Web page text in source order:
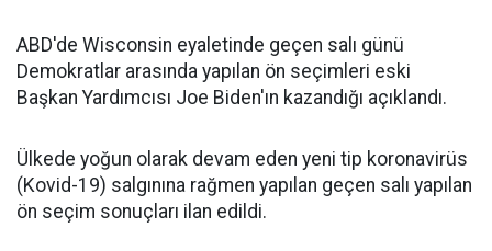
ABD'de Wisconsin eyaletinde geçen salı günü
Demokratlar arasında yapılan ön seçimleri eski
Başkan Yardımcısı Joe Biden'ın kazandığı açıklandı.
Ülkede yoğun olarak devam eden yeni tip koronavirüs
(Kovid-19) salgınına rağmen yapılan geçen salı yapılan
ön seçim sonuçları ilan edildi.